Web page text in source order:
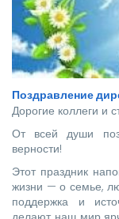
Поздравление
Дорогие коллеги и
От всей души
верности!
Этот праздник
жизни — о семье,
поддержка и